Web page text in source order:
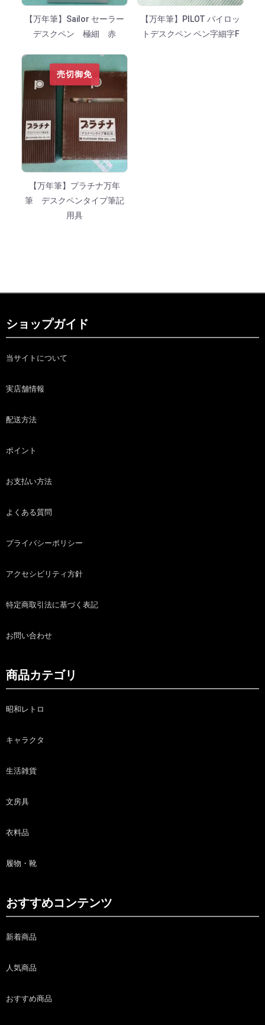
【万年筆】Sailor セーラー
デスクペン 極細 赤
【万年筆】PILOT パイロッ
トデスクペン ペン字細字F
売切御免
【万年筆】プラチナ万年
筆 デスクペンタイプ筆記
用具
ショップガイド
当サイトについて
実店舗情報
配送方法
ポイント
お支払い方法
よくある質問
プライバシーポリシー
アクセシビリティ方針
特定商取引法に基づく表記
お問い合わせ
商品カテゴリ
昭和レトロ
キャラクタ
生活雑貨
文房具
衣料品
履物・靴
おすすめコンテンツ
新着商品
人気商品
おすすめ商品